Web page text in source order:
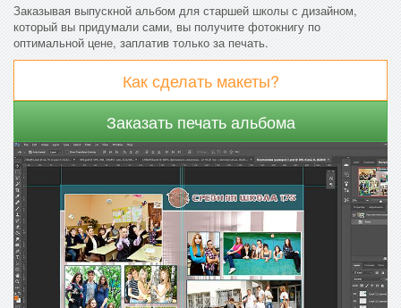
Заказывая выпускной альбом для старшей школы с дизайном,
который вы придумали сами, вы получите фотокнигу по
оптимальной цене, заплатив только за печать.
Как сделать макеты?
Заказать печать альбома